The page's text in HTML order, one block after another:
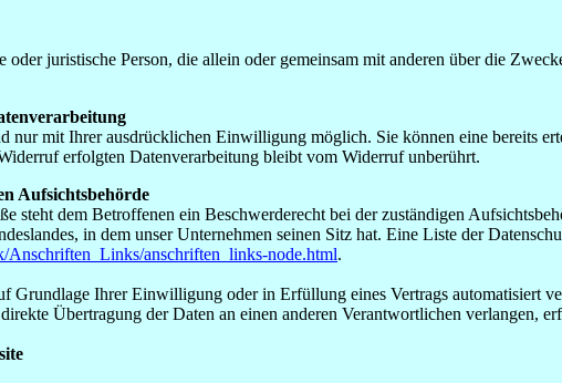
oder juristische Person, die allein oder gemeinsam mit anderen über die
nur mit Ihrer ausdrücklichen Einwilligung möglich. Sie können eine bereits
erfolgten Datenverarbeitung bleibt vom Widerruf unberührt.
Aufsichtsbehörde
steht dem Betroffenen ein Beschwerderecht bei der zuständigen
in dem unser Unternehmen seinen Sitz hat. Eine Liste der
anschriften_links-node.html.
Grundlage Ihrer Einwilligung oder in Erfüllung eines Vertrags automatisiert
Übertragung der Daten an einen anderen Verantwortlichen verlangen,